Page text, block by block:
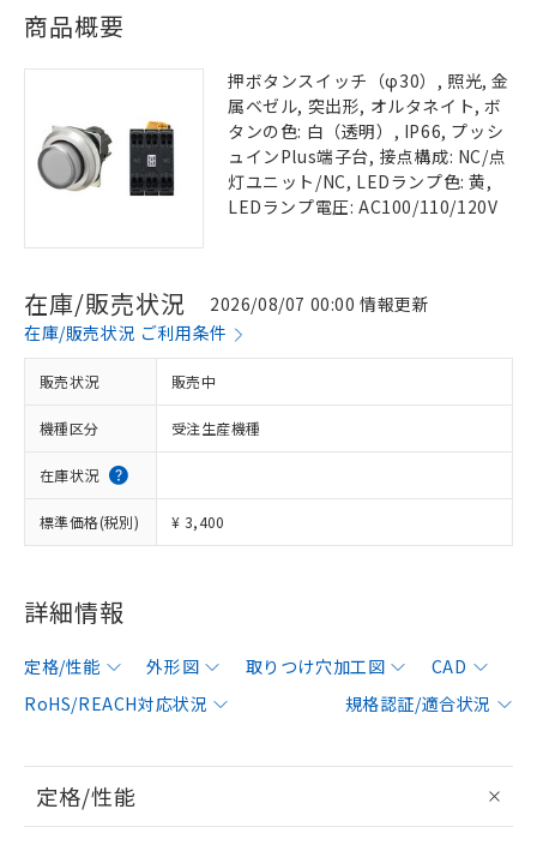
商品概要
押ボタンスイッチ（φ30）, 照光, 金
属ベゼル, 突出形, オルタネイト, ボ
タンの色: 白（透明）, IP66, プッシ
ュインPlus端子台, 接点構成: NC/点
灯ユニット/NC, LEDランプ色: 黄,
LEDランプ電圧: AC100/110/120V
在庫/販売状況
2026/08/07 00:00 情報更新
在庫/販売状況 ご利用条件
販売状況 販売中
機種区分 受注生産機種
在庫状況
標準価格(税別) ¥ 3,400
詳細情報
定格/性能 外形図 取りつけ穴加工図
CAD
RoHS/REACH対応状況
規格認証/適合状況
定格/性能